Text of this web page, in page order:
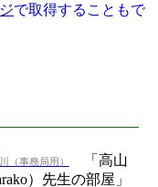
で取得することもで
（事務局用）
「高山
）先生の部屋」